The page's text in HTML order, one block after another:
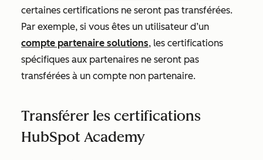
certaines certifications ne seront pas transférées.
Par exemple, si vous êtes un utilisateur d’un
compte partenaire solutions, les certifications
spécifiques aux partenaires ne seront pas
transférées à un compte non partenaire.
Transférer les certifications
HubSpot Academy